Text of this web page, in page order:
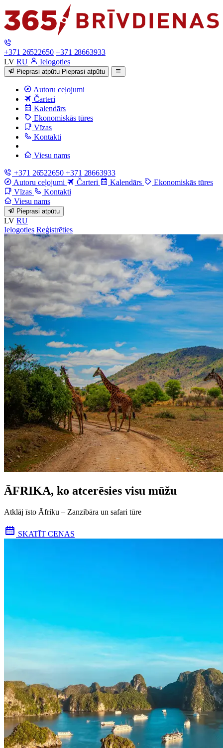
+371 26522650 +371 28663933
LV RU Ielogoties
Pieprasi atpūtu Pieprasi atpūtu
Autoru ceļojumi
Čarteri
Kalendārs
Ekonomiskās tūres
Vīzas
Kontakti
Viesu nams
+371 26522650 +371 28663933
Autoru ceļojumi
Čarteri Kalendārs
Ekonomiskās tūres
Vīzas
Kontakti
Viesu nams
Pieprasi atpūtu
LV RU
Ielogoties Reģistrēties
ĀFRIKA, ko atcerēsies visu mūžu
Atklāj īsto Āfriku – Zanzibāra un safari tūre
SKATĪT CENAS